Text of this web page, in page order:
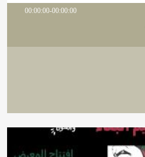
00:00:00-00:00:00